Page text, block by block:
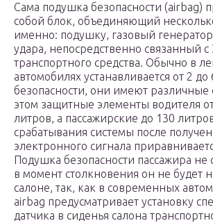
Сама подушка безопасности (airbag)
собой блок, объединяющий
именно: подушку, газовый
удара, непосредственно связанный с
транспортного средства. Обычно в
автомобилях устанавливается от 2
безопасности, они имеют
этом защитные элементы водителя
литров, а пассажирские до 130
срабатывания системы после
электронного сигнала
Подушка безопасности пассажира не
в момент столкновения он не будет
салоне, так, как в современных
airbag предусматривает установку
датчика в сиденья салона